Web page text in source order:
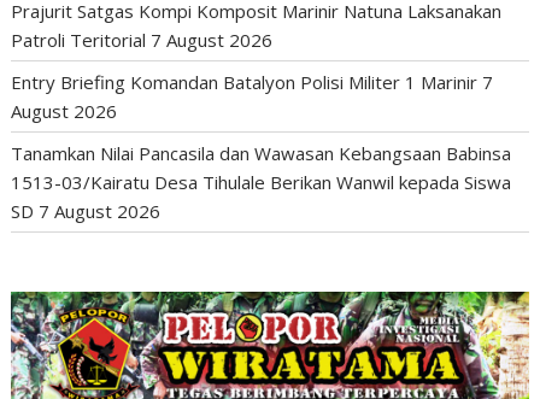
Prajurit Satgas Kompi Komposit Marinir Natuna Laksanakan
Patroli Teritorial 7 August 2026
Entry Briefing Komandan Batalyon Polisi Militer 1 Marinir 7
August 2026
Tanamkan Nilai Pancasila dan Wawasan Kebangsaan Babinsa
1513-03/Kairatu Desa Tihulale Berikan Wanwil kepada Siswa
SD 7 August 2026